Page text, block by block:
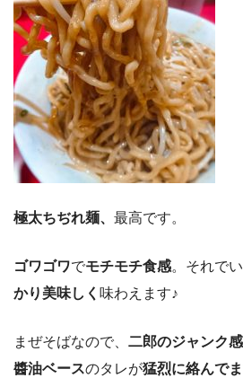
極太ちぢれ麺、 最高です。
ゴワゴワでモチモチ食感。それで
かり美味しく 味わえます♪
まぜそばなので、 二郎のジャンク感
醬油ベースのタレが猛烈に絡んで